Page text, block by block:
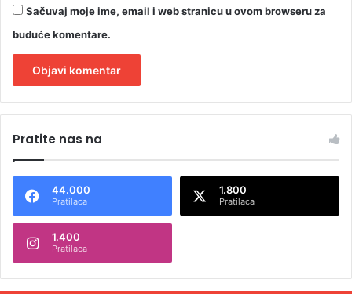
Sačuvaj moje ime, email i web stranicu u ovom browseru za
buduće komentare.
t
n
t
Pratite nas na
44.000
Pratilaca
1.800
Pratilaca
1.400
Pratilaca